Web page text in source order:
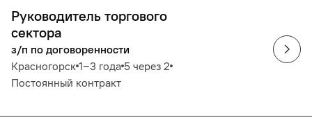
Руководитель торгового
сектора
з/п по договоренности
Красногорск 1‒3 года 5 через 2
Постоянный контракт